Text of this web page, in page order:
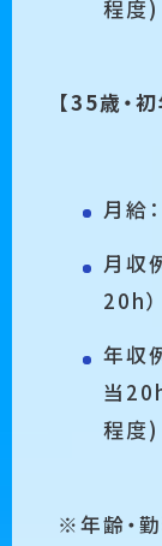
程度)
【35歳・
⽉給
月収
20h）
年収
当
程度)
※年齢・